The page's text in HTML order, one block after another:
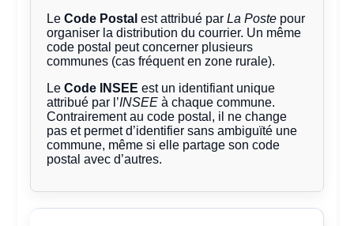
LeCode Postal est attribué parLa Poste pour
organiser la distribution du courrier. Un même
code postal peut concerner plusieurs
communes (cas fréquent en zone rurale).
LeCode INSEE est un identifiant unique
attribué par l’INSEE à chaque commune.
Contrairement au code postal, il ne change
pas et permet d’identifier sans ambiguïté une
commune, même si elle partage son code
postal avec d’autres.